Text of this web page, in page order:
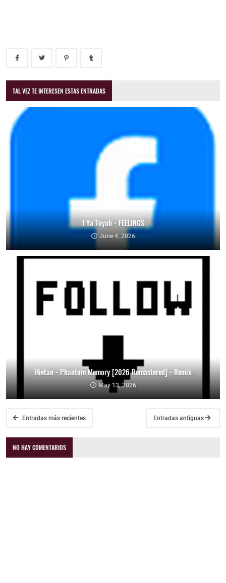
TAL VEZ TE INTERESEN ESTAS ENTRADAS
I Ya Toyah - FEELINGS
June 4, 2026
Hietan - Phantom Memory [2026 Remastered] - Remix
May 13, 2026
Entradas más recientes Entradas antiguas
NO HAY COMENTARIOS